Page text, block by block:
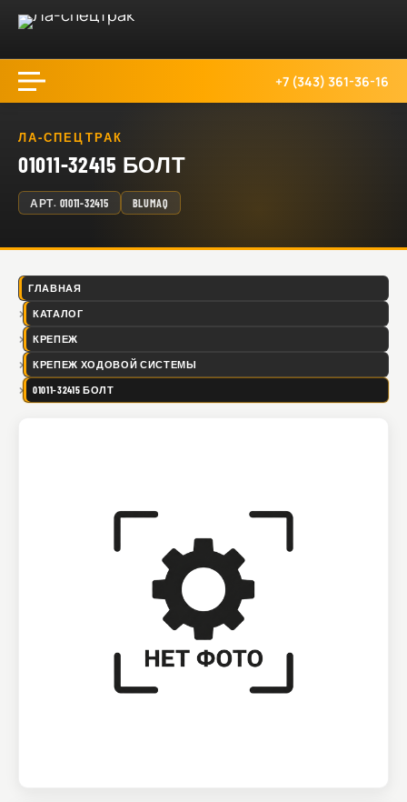
+7 (343) 361-36-16
ЛА-СПЕЦТРАК
01011-32415 БОЛТ
АРТ. 01011-32415 BLUMAQ
ГЛАВНАЯ
КАТАЛОГ
КРЕПЕЖ
КРЕПЕЖ ХОДОВОЙ СИСТЕМЫ
01011-32415 БОЛТ